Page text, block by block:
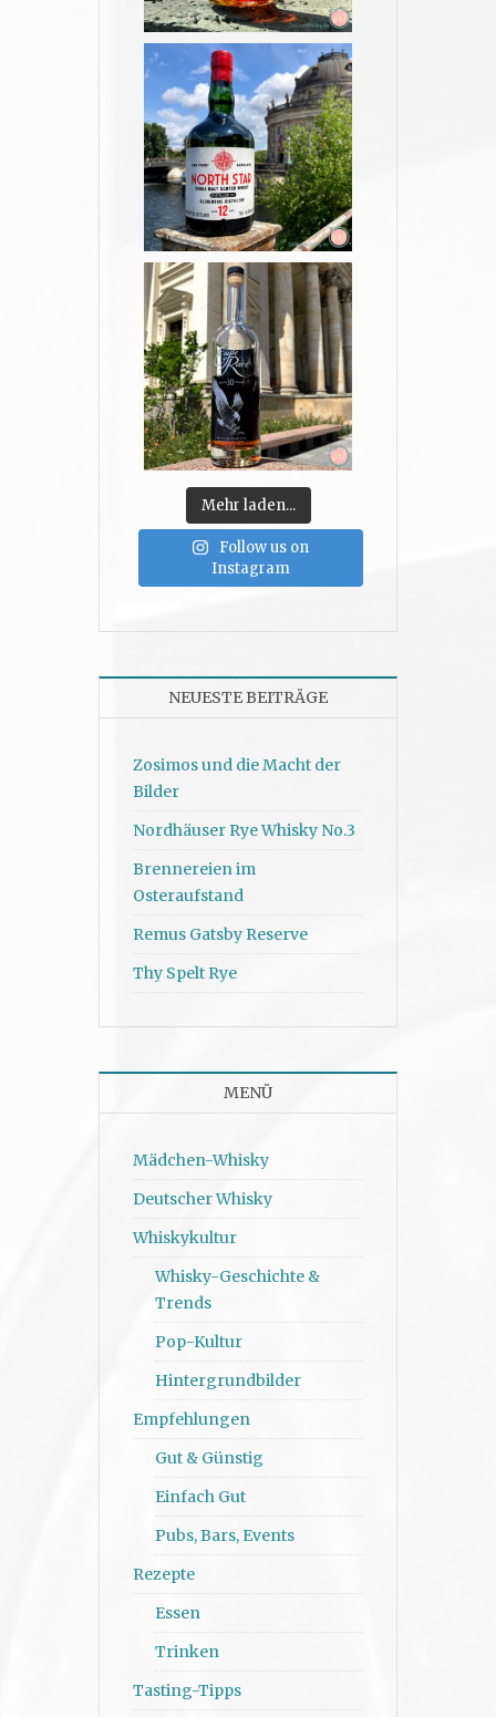
Mehr laden...
Follow us on
Instagram
NEUESTE BEITRÄGE
Zosimos und die Macht der
Bilder
Nordhäuser Rye Whisky No.3
Brennereien im
Osteraufstand
Remus Gatsby Reserve
Thy Spelt Rye
MENÜ
Mädchen-Whisky
Deutscher Whisky
Whiskykultur
Whisky-Geschichte &
Trends
Pop-Kultur
Hintergrundbilder
Empfehlungen
Gut & Günstig
Einfach Gut
Pubs, Bars, Events
Rezepte
Essen
Trinken
Tasting-Tipps